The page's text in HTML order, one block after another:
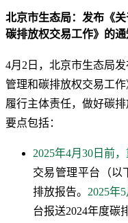
北京市生态局：发布《
碳排放权交易工作》的通
4月2日，北京市生态局
管理和碳排放权交易工
履行主体责任，做好碳
要点包括：
2025年4月30日前
交易管理平台（以
排放报告。 2025年5
台报送2024年度碳